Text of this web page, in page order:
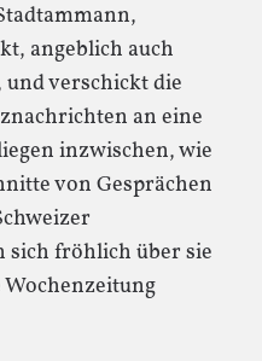
angeblich auch
verschickt die
an eine
inzwischen, wie
von Gesprächen
sich fröhlich über sie